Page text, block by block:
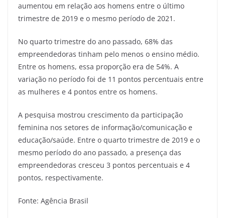
aumentou em relação aos homens entre o último
trimestre de 2019 e o mesmo período de 2021.
No quarto trimestre do ano passado, 68% das
empreendedoras tinham pelo menos o ensino médio.
Entre os homens, essa proporção era de 54%. A
variação no período foi de 11 pontos percentuais entre
as mulheres e 4 pontos entre os homens.
A pesquisa mostrou crescimento da participação
feminina nos setores de informação/comunicação e
educação/saúde. Entre o quarto trimestre de 2019 e o
mesmo período do ano passado, a presença das
empreendedoras cresceu 3 pontos percentuais e 4
pontos, respectivamente.
Fonte: Agência Brasil